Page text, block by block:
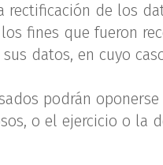
rectificación de los
fines que fueron
datos, en cuyo
podrán
o el ejercicio o la